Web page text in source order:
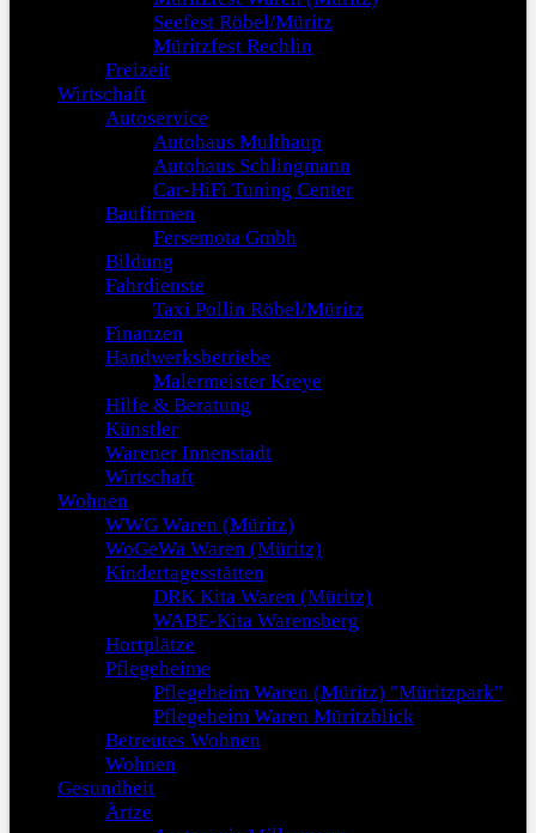
Seefest Röbel/Müritz
Müritzfest Rechlin
Freizeit
Wirtschaft
Autoservice
Autohaus Multhaup
Autohaus Schlingmann
Car-HiFi Tuning Center
Baufirmen
Fersemota Gmbh
Bildung
Fahrdienste
Taxi Pollin Röbel/Müritz
Finanzen
Handwerksbetriebe
Malermeister Kreye
Hilfe & Beratung
Künstler
Warener Innenstadt
Wirtschaft
Wohnen
WWG Waren (Müritz)
WoGeWa Waren (Müritz)
Kindertagesstätten
DRK Kita Waren (Müritz)
WABE-Kita Warensberg
Hortplätze
Pflegeheime
Pflegeheim Waren (Müritz) "Müritzpark"
Pflegeheim Waren Müritzblick
Betreutes Wohnen
Wohnen
Gesundheit
Ärtze